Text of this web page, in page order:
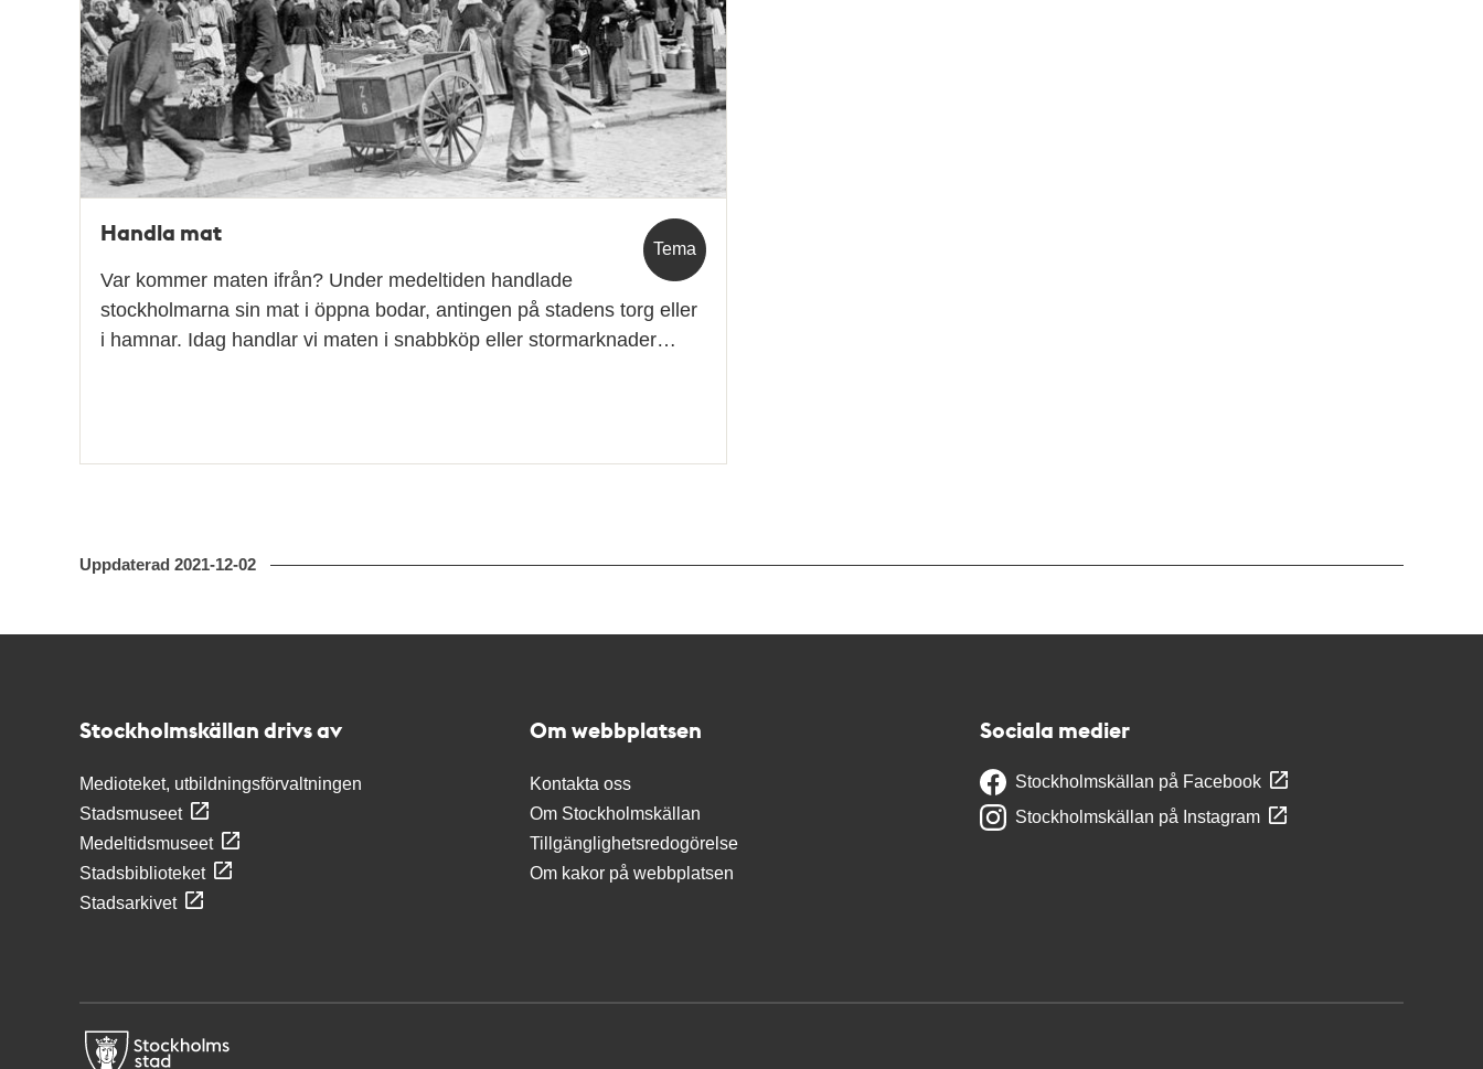
teman
Tema
Handla mat
Var kommer maten ifrån? Under medeltiden handlade
stockholmarna sin mat i öppna bodar, antingen på stadens torg eller
i hamnar. Idag handlar vi maten i snabbköp eller stormarknader…
Uppdaterad 2021-12-02
Stockholmskällan drivs av
Medioteket, utbildningsförvaltningen
Stadsmuseet
Medeltidsmuseet
Stadsbiblioteket
Stadsarkivet
Om webbplatsen
Kontakta oss
Om Stockholmskällan
Tillgänglighetsredogörelse
Om kakor på webbplatsen
Sociala medier
Stockholmskällan på Facebook
Stockholmskällan på Instagram